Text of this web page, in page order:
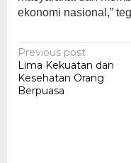
ekonomi nasional,”
Post
navigation
Previous post
Lima Kekuatan dan
Kesehatan Orang
Berpuasa